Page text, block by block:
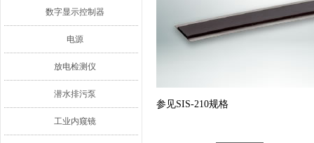
数字显示控制器
电源
放电检测仪
潜水排污泵
工业内窥镜
参见SIS-210规格